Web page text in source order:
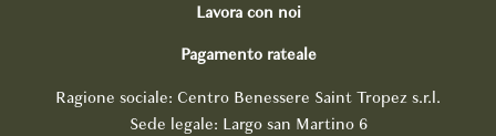
Lavora con noi
Pagamento rateale
Ragione sociale: Centro Benessere Saint Tropez s.r.l.
Sede legale: Largo san Martino 6